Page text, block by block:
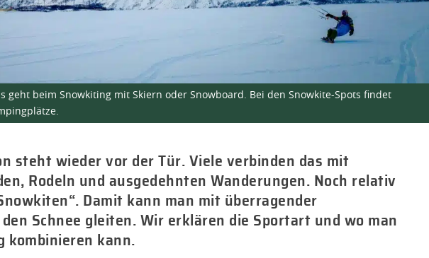
geht beim Snowkiting mit Skiern oder Snowboard. Bei den Snowkite-Spots findet
steht wieder vor der Tür. Viele verbinden das mit
Rodeln und ausgedehnten Wanderungen. Noch relativ
Damit kann man mit überragender
Schnee gleiten. Wir erklären die Sportart und wo man
kombinieren kann.